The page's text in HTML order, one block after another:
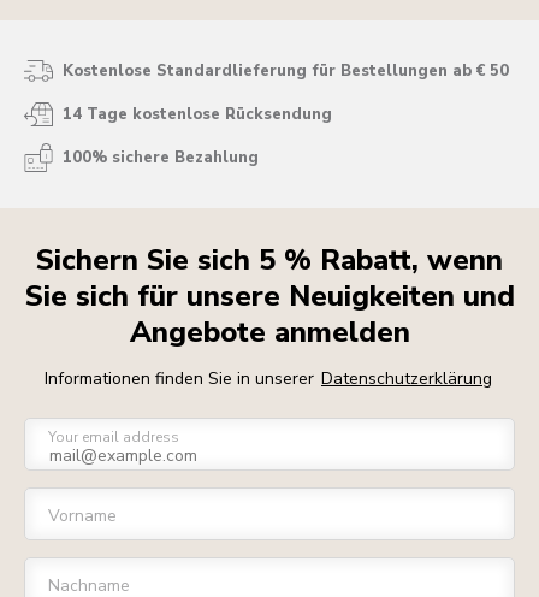
Kostenlose Standardlieferung für Bestellungen ab € 50
14 Tage kostenlose Rücksendung
100% sichere Bezahlung
Sichern Sie sich 5 % Rabatt, wenn
Sie sich für unsere Neuigkeiten und
Angebote anmelden
Informationen finden Sie in unserer Datenschutzerklärung
Your email address
Vorname
Nachname